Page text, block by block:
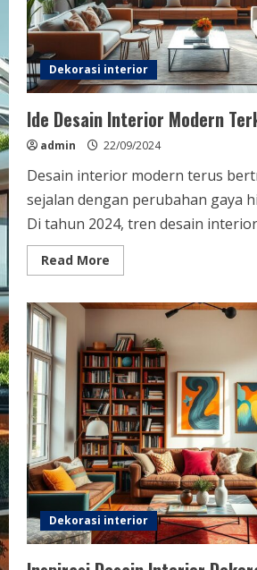
Dekorasi interior
Ide Desain Interior Modern
admin 22/09/2024
Desain interior modern terus
sejalan dengan perubahan gaya
Di tahun 2024, tren desain
Read More
more
Desain
Modern
Terkini
di
Indonesia
Dekorasi interior